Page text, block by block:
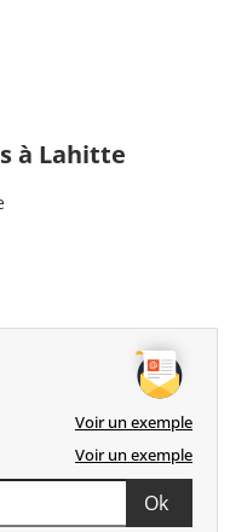
à Lahitte
Voir un exemple
Voir un exemple